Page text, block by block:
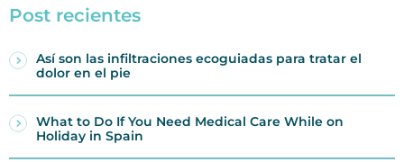
Post recientes
Así son las infiltraciones ecoguiadas para tratar el
dolor en el pie
What to Do If You Need Medical Care While on
Holiday in Spain